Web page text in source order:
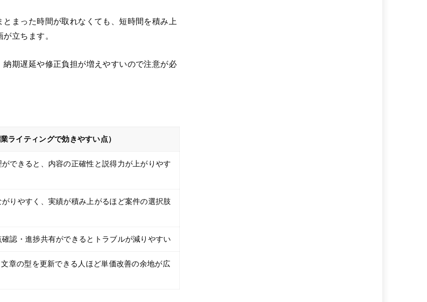
まった時間が取れなくても、短時間を積み上
立ちます。
期遅延や修正負担が増えやすいので注意が必
ライティングで効きやすい点）
できると、内容の正確性と説得力が上がりやす
りやすく、実績が積み上がるほど案件の選択肢
認・進捗共有ができるとトラブルが減りやすい
章の型を更新できる人ほど単価改善の余地が広